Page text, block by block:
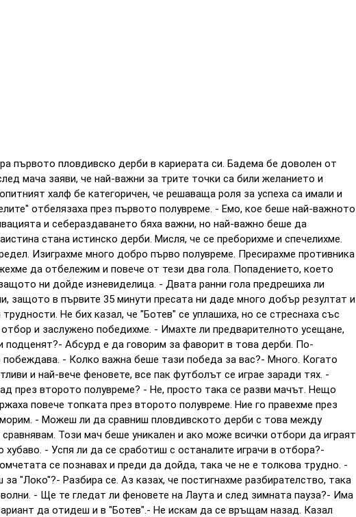
първото пловдивско дерби в кариерата си. Бадема бе доволен от
мача заяви, че най-важни за трите точки са били желанието и
халф бе категоричен, че решаваща роля за успеха са имали и
отбелязаха през първото полувреме. - Емо, кое беше най-важното
и себераздаването бяха важни, но най-важно беше да
стана истинско дерби. Мисля, че се преборихме и спечелихме.
Изиграхме много добро първо полувреме. Пресирахме противника
да отбележим и повече от тези два гола. Попадението, което
ни дойде изневиделица. - Двата ранни гола предрешиха ли
защото в първите 35 минути пресата ни даде много добър резултат и
Не бих казал, че "Ботев" се уплашиха, но се стреснаха със
и заслужено победихме. - Имахте ли предварителното усещане,
подценят?- Абсурд е да говорим за фаворит в това дерби. По-
- Колко важна беше тази победа за вас?- Много. Когато
и най-вече феновете, все пак футболът се играе заради тях. -
през второто полувреме? - Не, просто така се разви мачът. Нещо
повече топката през второто полувреме. Ние го правехме през
- Можеш ли да сравниш пловдивското дерби с това между
Този мач беше уникален и ако може всички отбори да играят
- Успя ли да се сработиш с останалите играчи в отбора?-
се познавах и преди да дойда, така че не е толкова трудно. -
"Локо"?- Разбира се. Аз казах, че постигнахме разбирателство, така
- Ще те гледат ли феновете на Лаута и след зимната пауза?- Има
да отидеш и в "Ботев".- Не искам да се връщам назад. Казал